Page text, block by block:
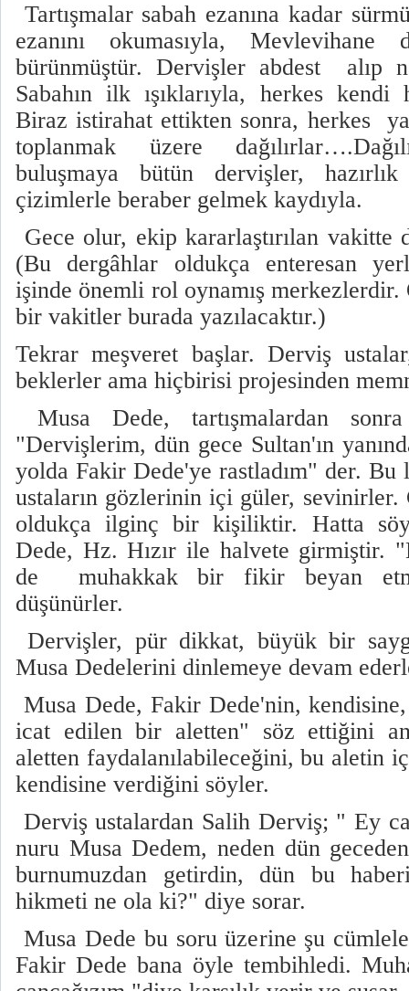
Tartışmalar sabah ezanına kadar
ezanını okumasıyla,
bürünmüştür. Dervişler abdest alıp
Sabahın ilk ışıklarıyla, herkes kendi
Biraz istirahat ettikten sonra, herkes
toplanmak üzere
buluşmaya bütün dervişler,
çizimlerle beraber gelmek kaydıyla.
Gece olur, ekip kararlaştırılan vakitte
(Bu dergâhlar oldukça enteresan
işinde önemli rol oynamış
bir vakitler burada yazılacaktır.)
Tekrar meşveret başlar. Derviş
beklerler ama hiçbirisi projesinden
Musa Dede, tartışmalardan
"Dervişlerim, dün gece Sultan'ın
yolda Fakir Dede'ye rastladım" der. Bu
ustaların gözlerinin içi güler,
oldukça ilginç bir kişiliktir. Hatta
Dede, Hz. Hızır ile halvete girmiştir.
de muhakkak bir fikir beyan
düşünürler.
Dervişler, pür dikkat, büyük bir
Musa Dedelerini dinlemeye devam
Musa Dede, Fakir Dede'nin,
icat edilen bir aletten" söz ettiğini
aletten faydalanılabileceğini, bu
kendisine verdiğini söyler.
Derviş ustalardan Salih Derviş; " Ey
nuru Musa Dedem, neden dün
burnumuzdan getirdin, dün bu
hikmeti ne ola ki?" diye sorar.
Musa Dede bu soru üzerine şu
Fakir Dede bana öyle tembihledi.